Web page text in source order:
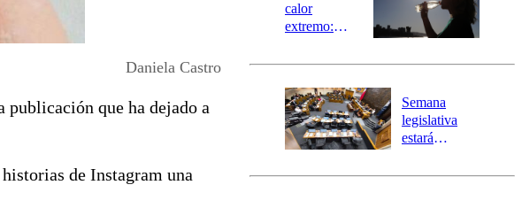
Daniela Castro
publicación que ha dejado a
de Instagram una
calor
extremo:
activa Alerta
Preventiva en
tres comunas
Semana
legislativa
estará
el fin de la